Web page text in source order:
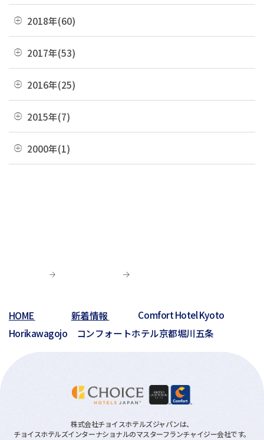
04月(4)
03月(7)
02月(10)
01月(4)
05月(9)
04月(5)
03月(8)
01月(6)
07月(4)
05月(10)
04月(2)
03月(8)
01月(3)
08月(4)
07月(10)
05月(6)
04月(2)
03月(7)
09月(5)
08月(4)
07月(8)
05月(8)
04月(10)
03月(12)
11月(8)
09月(4)
08月(4)
07月(5)
05月(7)
12月(7)
11月(9)
09月(6)
08月(2)
07月(5)
01月(4)
2018年(60)
12月(7)
11月(2)
09月(4)
08月(3)
07月(7)
01月(2)
2017年(53)
12月(2)
11月(4)
09月(1)
03月(6)
01月(3)
2016年(25)
12月(2)
11月(3)
02月(1)
2015年(7)
11月(1)
06月(6)
2000年(1)
HOME 新着情報
Comfort Hotel Kyoto
Horikawagojo コンフォートホテル京都堀川五条
株式会社チョイスホテルズジャパンは、
チョイスホテルズインターナショナルのマスターフランチャイジー会社です。